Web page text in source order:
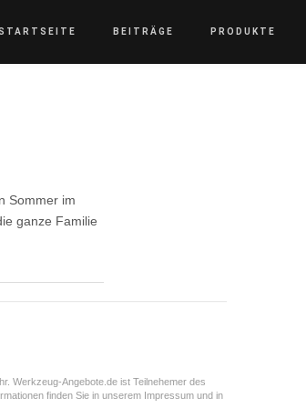
BEITRÄGE PRODUKTE
Sommer im
ganze Familie
Werkzeug-Angebote.de ist Teilnehemer des
finden Sie in unserem Impressum und in